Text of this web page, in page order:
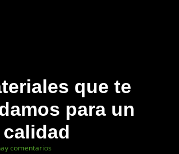
que te
para un
comentarios